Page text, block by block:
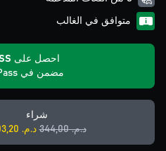
متوافق في الغالب
احصل على GAME PASS
مضمن في PC Game Pass
شراء
د.م.‏ 344,00
د.م.‏ 103,20+